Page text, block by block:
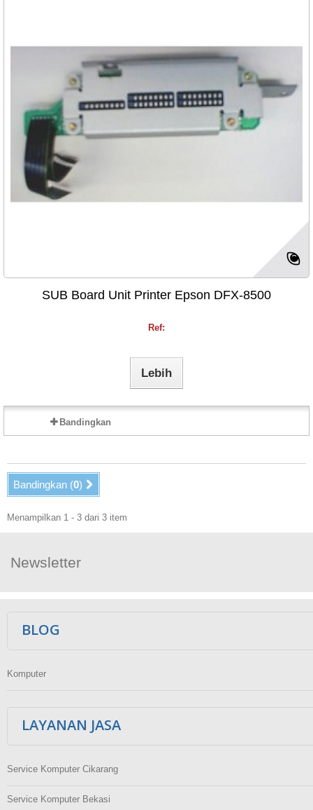
SUB Board Unit Printer Epson DFX-8500
Ref:
Lebih
Bandingkan
Bandingkan (0)
Menampilkan 1 - 3 dari 3 item
Newsletter
BLOG
Komputer
LAYANAN JASA
Service Komputer Cikarang
Service Komputer Bekasi